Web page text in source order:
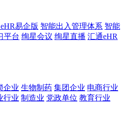
易企版 智能出入管理体系 智能
平台 绚星会议 绚星直播 汇通eHR
企业 生物制药 集团企业 电商行业
行业 制造业 党政单位 教育行业